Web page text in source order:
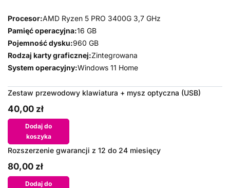
Procesor:AMD Ryzen 5 PRO 3400G 3,7 GHz
Pamięć operacyjna:16 GB
Pojemność dysku:960 GB
Rodzaj karty graficznej:Zintegrowana
System operacyjny:Windows 11 Home
Zestaw przewodowy klawiatura + mysz optyczna (USB)
40,00 zł
Dodaj do
koszyka
Rozszerzenie gwarancji z 12 do 24 miesięcy
80,00 zł
Dodaj do